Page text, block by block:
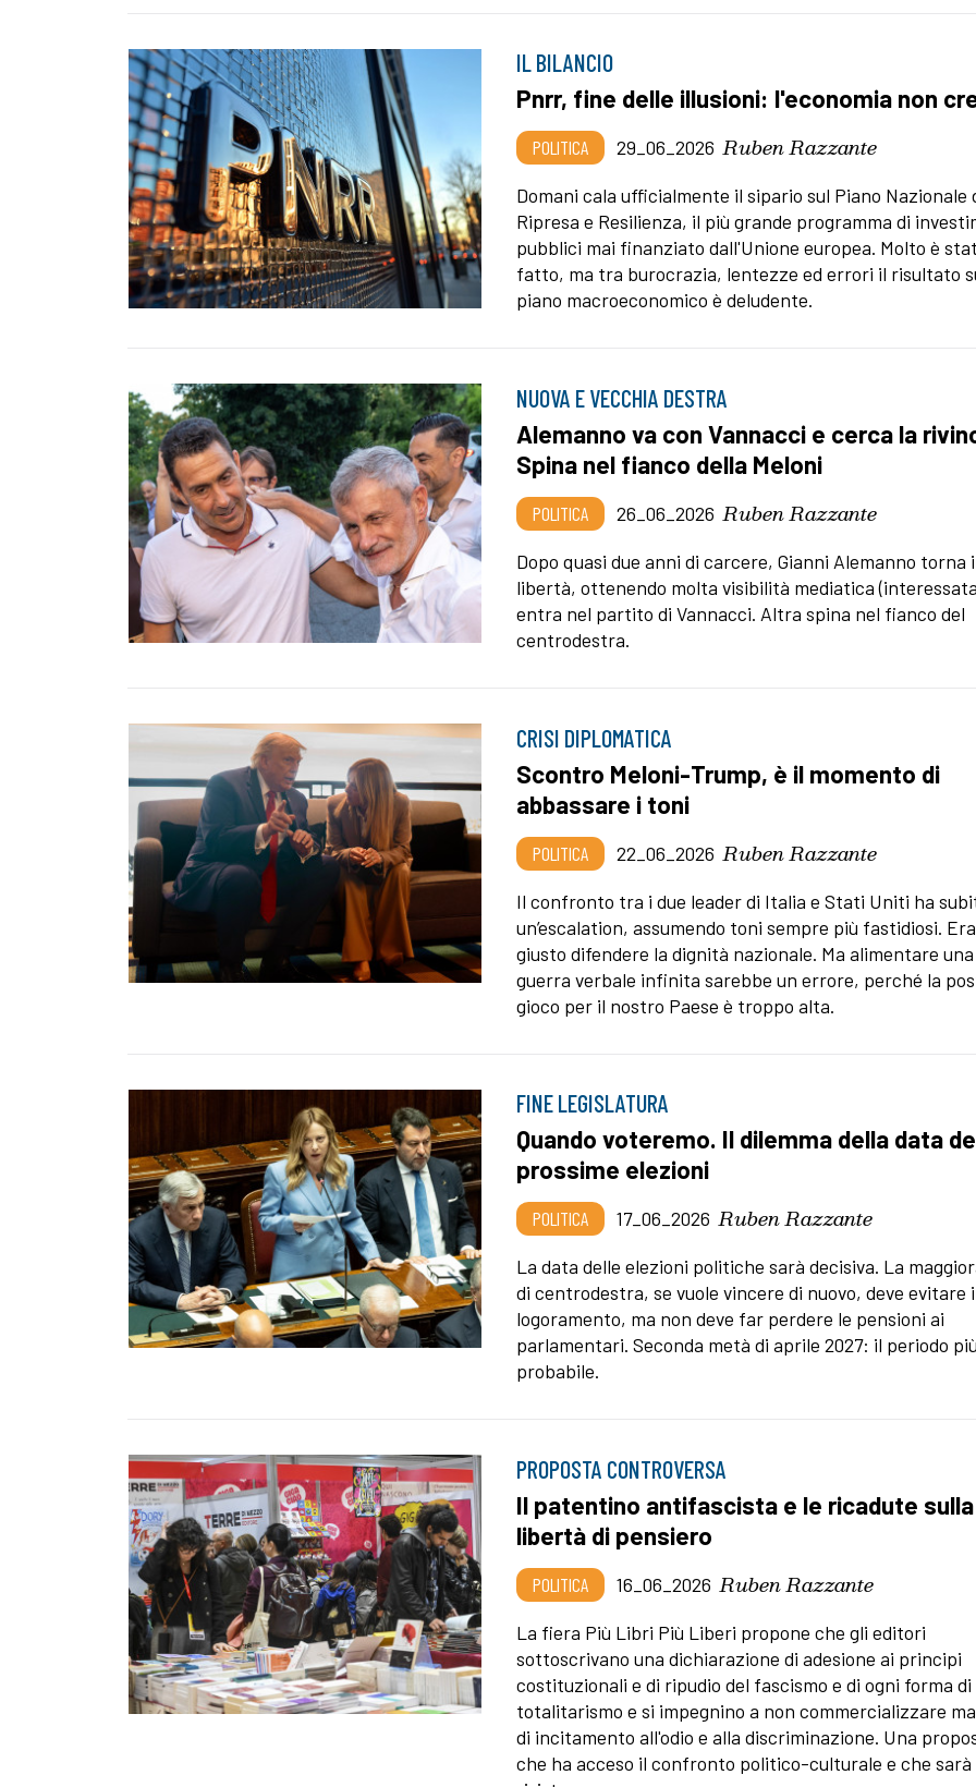
IL BILANCIO
Pnrr, fine delle illusioni: l'economia non
POLITICA 29_06_2026 Ruben Razzante
Domani cala ufficialmente il sipario sul Piano Nazionale
Ripresa e Resilienza, il più grande programma di
pubblici mai finanziato dall'Unione europea. Molto è
fatto, ma tra burocrazia, lentezze ed errori il risultato
piano macroeconomico è deludente.
NUOVA E VECCHIA DESTRA
Alemanno va con Vannacci e cerca la
Spina nel fianco della Meloni
POLITICA 26_06_2026 Ruben Razzante
Dopo quasi due anni di carcere, Gianni Alemanno torna
libertà, ottenendo molta visibilità mediatica
entra nel partito di Vannacci. Altra spina nel fianco del
centrodestra.
CRISI DIPLOMATICA
Scontro Meloni-Trump, è il momento di
abbassare i toni
POLITICA 22_06_2026 Ruben Razzante
Il confronto tra i due leader di Italia e Stati Uniti ha
un’escalation, assumendo toni sempre più fastidiosi. Era
giusto difendere la dignità nazionale. Ma alimentare una
guerra verbale infinita sarebbe un errore, perché la
gioco per il nostro Paese è troppo alta.
FINE LEGISLATURA
Quando voteremo. Il dilemma della data
prossime elezioni
POLITICA 17_06_2026 Ruben Razzante
La data delle elezioni politiche sarà decisiva. La
di centrodestra, se vuole vincere di nuovo, deve evitare
logoramento, ma non deve far perdere le pensioni ai
parlamentari. Seconda metà di aprile 2027: il periodo più
probabile.
PROPOSTA CONTROVERSA
Il patentino antifascista e le ricadute sulla
libertà di pensiero
POLITICA 16_06_2026 Ruben Razzante
La fiera Più Libri Più Liberi propone che gli editori
sottoscrivano una dichiarazione di adesione ai principi
costituzionali e di ripudio del fascismo e di ogni forma di
totalitarismo e si impegnino a non commercializzare
di incitamento all'odio e alla discriminazione. Una
che ha acceso il confronto politico-culturale e che sarà